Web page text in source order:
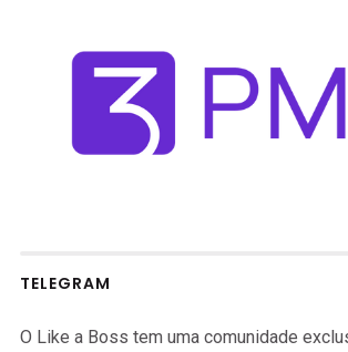
TELEGRAM
O Like a Boss tem uma comunidade